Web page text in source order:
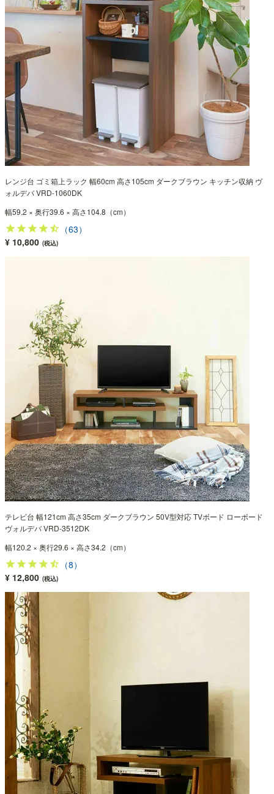
レンジ台 ゴミ箱上ラック 幅60cm 高さ105cm ダークブラウン キッチン収納 ヴ
ォルデバ VRD-1060DK
幅59.2 × 奥行39.6 × 高さ104.8（cm）
（63）
¥ 10,800 (税込)
テレビ台 幅121cm 高さ35cm ダークブラウン 50V型対応 TVボード ローボード
ヴォルデバ VRD-3512DK
幅120.2 × 奥行29.6 × 高さ34.2（cm）
（8）
¥ 12,800 (税込)